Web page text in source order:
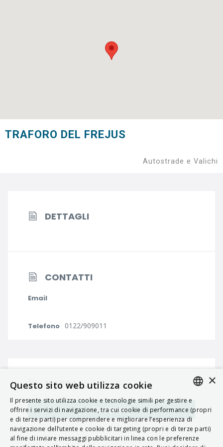
TRAFORO DEL FREJUS
Autostrade e Valichi
DETTAGLI
CONTATTI
Email
Telefono 0122/909011
MAPPA
Navigatore ITALIAN
ENGLISH
FRENCH
×
Questo sito web utilizza cookie
Il presente sito utilizza cookie e tecnologie simili per gestire e
offrire i servizi di navigazione, tra cui cookie di performance (propri
e di terze parti) per comprendere e migliorare l’esperienza di
navigazione dell’utente e cookie di targeting (propri e di terze parti)
al fine di inviare messaggi pubblicitari in linea con le preferenze